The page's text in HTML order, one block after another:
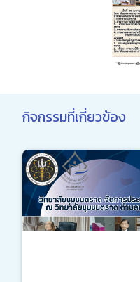
กิจกรรมที่เกี่ยวข้อง